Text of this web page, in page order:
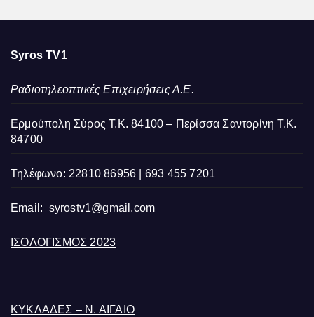
Syros TV1
Ραδιοτηλεοπτικές Επιχειρήσεις Α.Ε.
Ερμούπολη Σύρος Τ.Κ. 84100 – Περίσσα Σαντορίνη Τ.Κ.
84700
Τηλέφωνο: 22810 86956 | 693 455 7201
Email: syrostv1@gmail.com
ΙΣΟΛΟΓΙΣΜΟΣ 2023
ΚΥΚΛΑΔΕΣ – Ν. ΑΙΓΑΙΟ